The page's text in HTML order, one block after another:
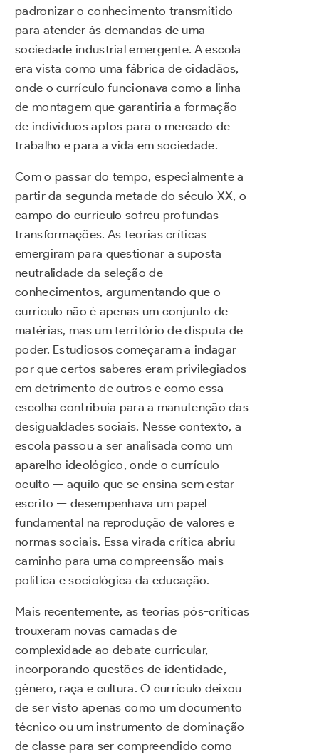
padronizar o conhecimento transmitido
para atender às demandas de uma
sociedade industrial emergente. A escola
era vista como uma fábrica de cidadãos,
onde o currículo funcionava como a linha
de montagem que garantiria a formação
de indivíduos aptos para o mercado de
trabalho e para a vida em sociedade.
Com o passar do tempo, especialmente a
partir da segunda metade do século XX, o
campo do currículo sofreu profundas
transformações. As teorias críticas
emergiram para questionar a suposta
neutralidade da seleção de
conhecimentos, argumentando que o
currículo não é apenas um conjunto de
matérias, mas um território de disputa de
poder. Estudiosos começaram a indagar
por que certos saberes eram privilegiados
em detrimento de outros e como essa
escolha contribuía para a manutenção das
desigualdades sociais. Nesse contexto, a
escola passou a ser analisada como um
aparelho ideológico, onde o currículo
oculto — aquilo que se ensina sem estar
escrito — desempenhava um papel
fundamental na reprodução de valores e
normas sociais. Essa virada crítica abriu
caminho para uma compreensão mais
política e sociológica da educação.
Mais recentemente, as teorias pós-críticas
trouxeram novas camadas de
complexidade ao debate curricular,
incorporando questões de identidade,
gênero, raça e cultura. O currículo deixou
de ser visto apenas como um documento
técnico ou um instrumento de dominação
de classe para ser compreendido como